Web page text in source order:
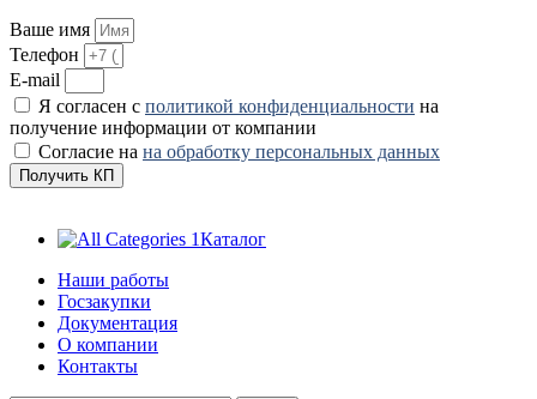
Ваше имя
Телефон
E-mail
Я согласен с политикой конфиденциальности на
получение информации от компании
Согласие на на обработку персональных данных
Получить КП
Каталог
Наши работы
Госзакупки
Документация
О компании
Контакты